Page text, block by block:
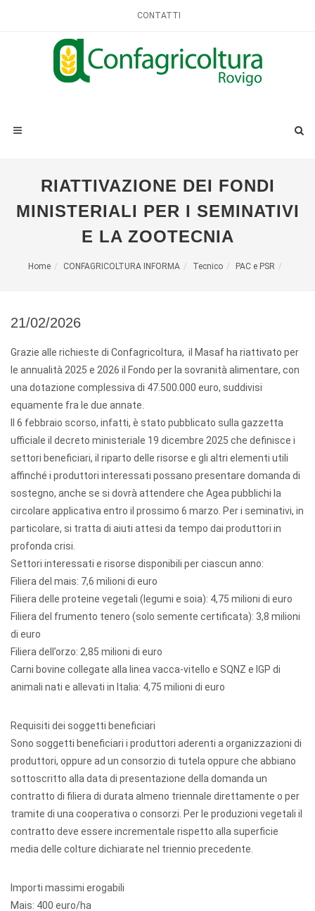
CONTATTI
RIATTIVAZIONE DEI FONDI
MINISTERIALI PER I SEMINATIVI
E LA ZOOTECNIA
Home CONFAGRICOLTURA INFORMA Tecnico PAC e PSR
21/02/2026
Grazie alle richieste di Confagricoltura, il Masaf ha riattivato per
le annualità 2025 e 2026 il Fondo per la sovranità alimentare, con
una dotazione complessiva di 47.500.000 euro, suddivisi
equamente fra le due annate.
Il 6 febbraio scorso, infatti, è stato pubblicato sulla gazzetta
ufficiale il decreto ministeriale 19 dicembre 2025 che definisce i
settori beneficiari, il riparto delle risorse e gli altri elementi utili
affinché i produttori interessati possano presentare domanda di
sostegno, anche se si dovrà attendere che Agea pubblichi la
circolare applicativa entro il prossimo 6 marzo. Per i seminativi, in
particolare, si tratta di aiuti attesi da tempo dai produttori in
profonda crisi.
Settori interessati e risorse disponibili per ciascun anno:
Filiera del mais: 7,6 milioni di euro
Filiera delle proteine vegetali (legumi e soia): 4,75 milioni di euro
Filiera del frumento tenero (solo semente certificata): 3,8 milioni
di euro
Filiera dell’orzo: 2,85 milioni di euro
Carni bovine collegate alla linea vacca-vitello e SQNZ e IGP di
animali nati e allevati in Italia: 4,75 milioni di euro
Requisiti dei soggetti beneficiari
Sono soggetti beneficiari i produttori aderenti a organizzazioni di
produttori, oppure ad un consorzio di tutela oppure che abbiano
sottoscritto alla data di presentazione della domanda un
contratto di filiera di durata almeno triennale direttamente o per
tramite di una cooperativa o consorzi. Per le produzioni vegetali il
contratto deve essere incrementale rispetto alla superficie
media delle colture dichiarate nel triennio precedente.
Importi massimi erogabili
Mais: 400 euro/ha